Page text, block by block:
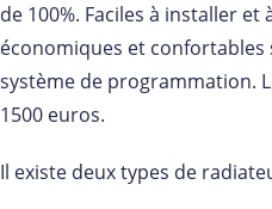
de 100%. Faciles à installer
économiques et confortables
système de programmation.
1500 euros.
Il existe deux types de